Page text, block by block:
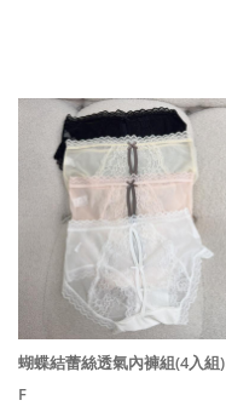
蝴蝶結蕾絲透氣內褲組(4入組)
F